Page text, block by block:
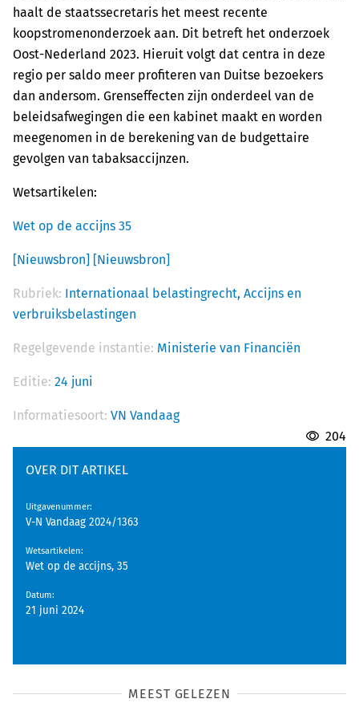
haalt de staatssecretaris het meest recente
koopstromenonderzoek aan. Dit betreft het onderzoek
Oost-Nederland 2023. Hieruit volgt dat centra in deze
regio per saldo meer profiteren van Duitse bezoekers
dan andersom. Grenseffecten zijn onderdeel van de
beleidsafwegingen die een kabinet maakt en worden
meegenomen in de berekening van de budgettaire
gevolgen van tabaksaccijnzen.
Wetsartikelen:
Wet op de accijns 35
[Nieuwsbron] [Nieuwsbron]
Rubriek: Internationaal belastingrecht, Accijns en
verbruiksbelastingen
Regelgevende instantie: Ministerie van Financiën
Editie: 24 juni
Informatiesoort: VN Vandaag
204
OVER DIT ARTIKEL
Uitgavenummer:
V-N Vandaag 2024/1363
Wetsartikelen:
Wet op de accijns, 35
Datum:
21 juni 2024
MEEST GELEZEN